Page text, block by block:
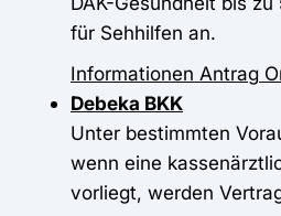
für Sehhilfen an.
Informationen Antrag
Debeka BKK
Unter bestimmten
wenn eine
vorliegt, werden